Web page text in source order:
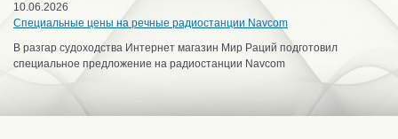
10.06.2026
Специальные цены на речные радиостанции Navcom
В разгар судоходства Интернет магазин Мир Раций подготовил
специальное предложение на радиостанции Navcom